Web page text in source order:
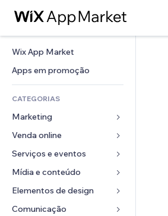
Wix App Market
Apps em promoção
CATEGORIAS
Marketing
Anúncios
Mobile
Análises
Venda online
Apps para lojas
Frete e entrega
Botões de venda
Serviços e eventos
Hotéis
Eventos
Restaurantes
Mídia e conteúdo
Galeria
Músicas
Elementos de design
Mapas e navegação